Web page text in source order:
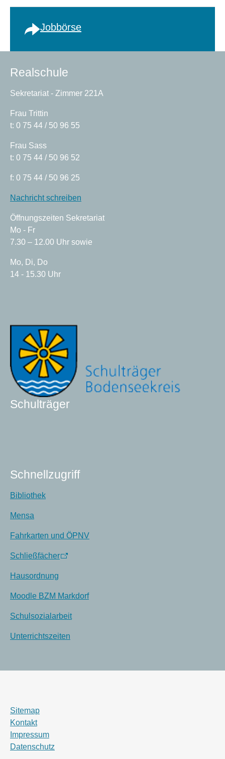
Jobbörse
Realschule
Sekretariat - Zimmer 221A
Frau Trittin
t: 0 75 44 / 50 96 55
Frau Sass
t: 0 75 44 / 50 96 52
f: 0 75 44 / 50 96 25
Nachricht schreiben
Öffnungszeiten Sekretariat
Mo - Fr
7.30 – 12.00 Uhr sowie
Mo, Di, Do
14 - 15.30 Uhr
Schulträger
Schnellzugriff
Bibliothek
Mensa
Fahrkarten und ÖPNV
Schließfächer
Hausordnung
Moodle BZM Markdorf
Schulsozialarbeit
Unterrichtszeiten
Sitemap
Kontakt
Impressum
Datenschutz